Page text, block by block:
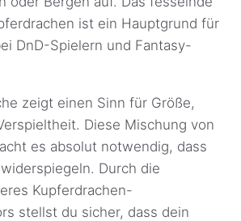
ist ein Hauptgrund für
DnD-Spielern und Fantasy-
zeigt einen Sinn für Größe,
Diese Mischung von
es absolut notwendig, dass
Durch die
Kupferdrachen-
stellst du sicher, dass dein